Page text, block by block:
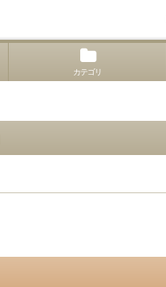
カテゴリ